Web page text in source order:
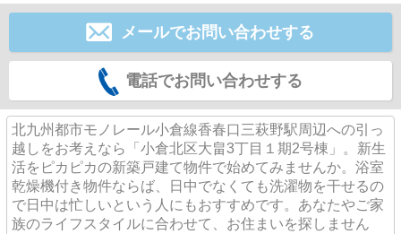
メールでお問い合わせする
電話でお問い合わせする
北九州都市モノレール小倉線香春口三萩野駅周辺への引っ
越しをお考えなら「小倉北区大畠3丁目１期2号棟」。新生
活をピカピカの新築戸建て物件で始めてみませんか。浴室
乾燥機付き物件ならば、日中でなくても洗濯物を干せるの
で日中は忙しいという人にもおすすめです。あなたやご家
族のライフスタイルに合わせて、お住まいを探しません